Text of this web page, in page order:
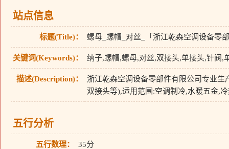
站点信息
标题(Title)： 螺母_螺帽_对丝_「浙江乾森空调设备零
关键词(Keywords)： 纳子,螺帽,螺母,对丝,双接头,单接头,针阀,
描述(Description)：
浙江乾森空调设备零部件有限公司专业
双接头等),适用范围:空调制冷,水暖五金,
五行分析
五行数理： 35分